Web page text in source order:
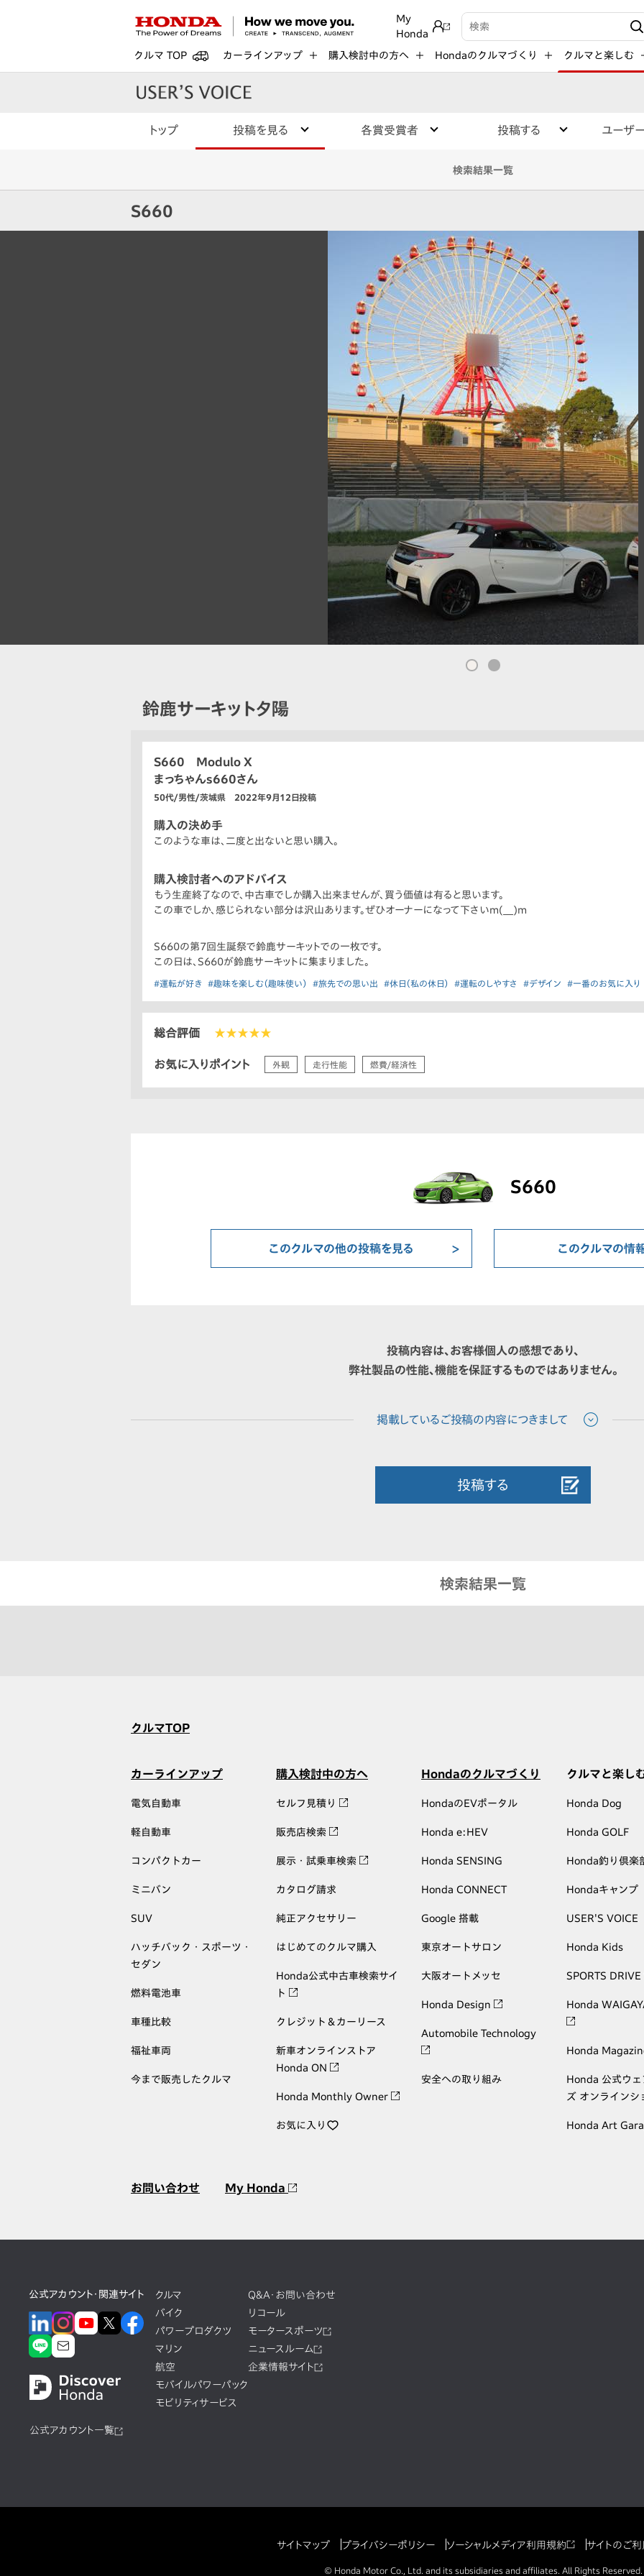
My
Honda
検索キーワード入力
クルマ TOP カーラインアップ 購入検討中の方へ Hondaのクルマづくり クルマと楽しむ
トップ 投稿を見る 各賞受賞者 投稿する ユーザ
検索結果一覧
S660
鈴鹿サーキット夕陽
S660 Modulo X
まっちゃんs660さん
50代/男性/茨城県 2022年9月12日投稿
購入の決め手
このような車は、二度と出ないと思い購入。
購入検討者へのアドバイス
もう生産終了なので、中古車でしか購入出来ませんが、買う価値は有ると思います。
この車でしか、感じられない部分は沢山あります。ぜひオーナーになって下さいm(__)m
S660の第7回生誕祭で鈴鹿サーキットでの一枚です。
この日は、S660が鈴鹿サーキットに集まりました。
#運転が好き #趣味を楽しむ（趣味使い） #旅先での思い出 #休日（私の休日） #運転のしやすさ #デザイン #一番のお気に入り
総合評価 ★★★★★
お気に入りポイント 外観 走行性能 燃費/経済性
S660
このクルマの他の投稿を見る このクルマの情
投稿内容は、お客様個人の感想であり、
弊社製品の性能、機能を保証するものではありません。
投稿する
検索結果一覧
クルマTOP
カーラインアップ
電気自動車
軽自動車
コンパクトカー
ミニバン
SUV
ハッチバック・スポーツ・
セダン
燃料電池車
車種比較
福祉車両
今まで販売したクルマ
購入検討中の方へ
セルフ見積り
販売店検索
展示・試乗車検索
カタログ請求
純正アクセサリー
はじめてのクルマ購入
Honda公式中古車検索サイ
ト
クレジット＆カーリース
新車オンラインストア
Honda ON
Honda Monthly Owner
お気に入り
Hondaのクルマづくり
HondaのEVポータル
Honda e:HEV
Honda SENSING
Honda CONNECT
Google 搭載
東京オートサロン
大阪オートメッセ
Honda Design
Automobile Technology
安全への取り組み
クルマと楽し
Honda Dog
Honda GOLF
Honda釣り倶楽
Hondaキャンプ
USER'S VOICE
Honda Kids
SPORTS DRIVE
Honda
Honda
Honda 公式ウェ
ズ オンラインシ
Honda Art
お問い合わせ My Honda
公式アカウント・関連サイト
公式アカウント一覧
クルマ
バイク
パワープロダクツ
マリン
航空
モバイルパワーパック
モビリティサービス
Q&A・お問い合わせ
リコール
モータースポーツ
ニュースルーム
企業情報サイト
サイトマップ プライバシーポリシー ソーシャルメディア利用規約 サイトのご
© Honda Motor Co., Ltd. and its subsidiaries and affiliates. All Rights Reserved.